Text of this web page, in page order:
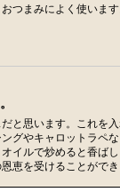
つまみによく使いま
と思います。これを
グやキャロットラペな
イルで炒めると香ば
恵を受けることがで